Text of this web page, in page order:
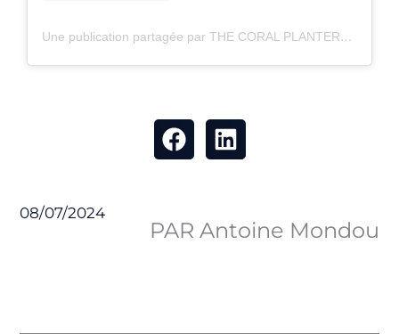
Une publication partagée par THE CORAL PLANTERS (@thecoralplanters)
08/07/2024
PAR Antoine Mondou